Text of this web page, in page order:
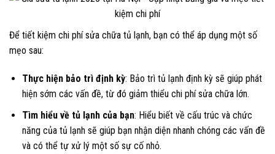
Để tiết kiệm chi phí sửa chữa tủ lạnh, bạn có thể áp dụng một số
mẹo sau:
Thực hiện bảo trì định kỳ: Bảo trì tủ lạnh định kỳ sẽ giúp phát
hiện sớm các vấn đề, từ đó giảm thiểu chi phí sửa chữa lớn.
Tìm hiểu về tủ lạnh của bạn: Hiểu biết về cấu trúc và chức
năng của tủ lạnh sẽ giúp bạn nhận diện nhanh chóng các vấn đề
và có thể tự xử lý một số sự cố nhỏ.